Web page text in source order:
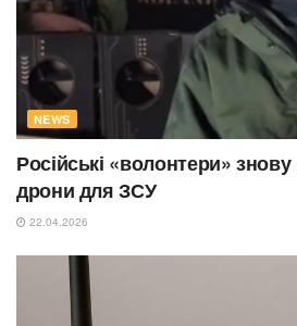
NEWS
Російські «волонтери»
дрони для ЗСУ
22.04.2026